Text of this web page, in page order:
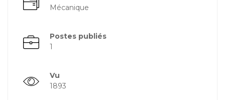
Mécanique
Postes publiés
1
Vu
1893